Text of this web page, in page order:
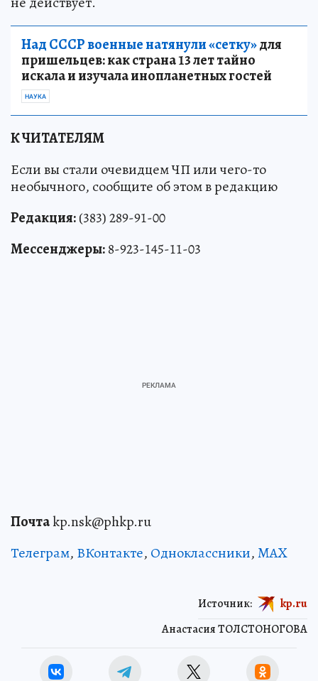
Над СССР военные натянули «сетку»для
пришельцев: как страна 13 лет тайно
искала и изучала инопланетных гостей
НАУКА
К ЧИТАТЕЛЯМ
Если вы стали очевидцем ЧП или чего-то
необычного, сообщите об этом в редакцию
Редакция:(383) 289-91-00
Мессенджеры:8-923-145-11-03
Почтаkp.nsk@phkp.ru
Телеграм, ВКонтакте, Одноклассники,MAX
Анастасия ТОЛСТОНОГОВА
Источник: kp.ru